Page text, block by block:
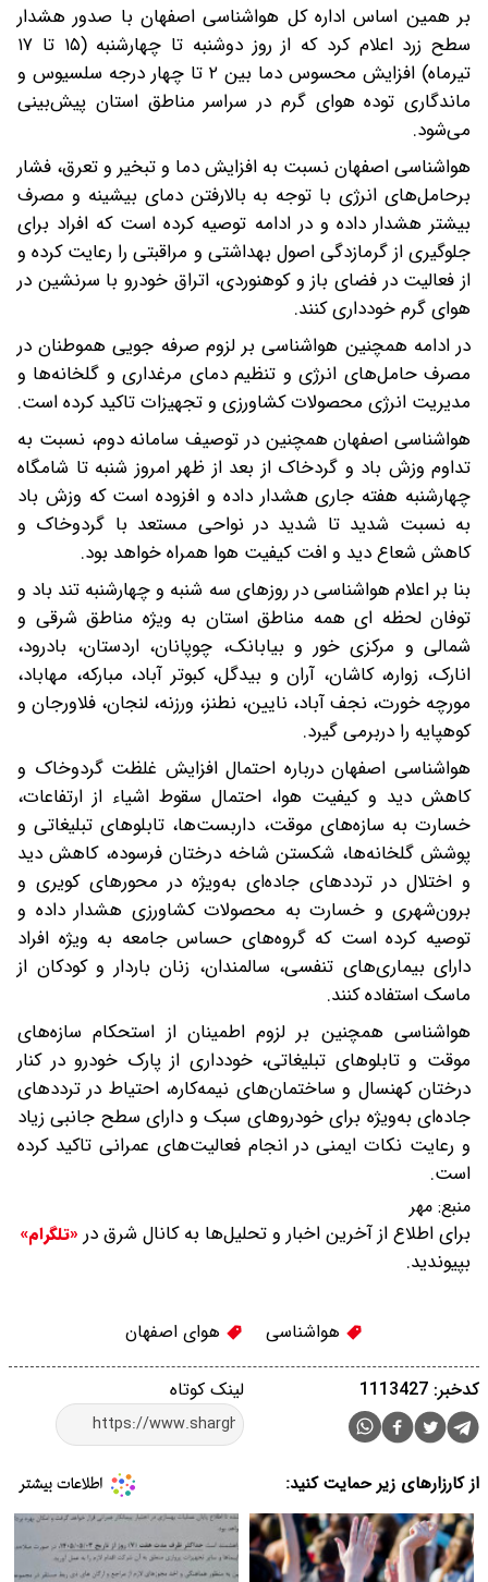
بر همین اساس اداره کل هواشناسی اصفهان با صدور هشدار
سطح زرد اعلام کرد که از روز دوشنبه تا چهارشنبه (۱۵ تا ۱۷
تیرماه) افزایش محسوس دما بین ۲ تا چهار درجه سلسیوس و
ماندگاری توده هوای گرم در سراسر مناطق استان پیش‌بینی
می‌شود.
هواشناسی اصفهان نسبت به افزایش دما و تبخیر و تعرق، فشار
برحامل‌های انرژی با توجه به بالارفتن دمای بیشینه و مصرف
بیشتر هشدار داده و در ادامه توصیه کرده است که افراد برای
جلوگیری از گرمازدگی اصول بهداشتی و مراقبتی را رعایت کرده و
از فعالیت در فضای باز و کوهنوردی، اتراق خودرو با سرنشین در
هوای گرم خودداری کنند.
در ادامه همچنین هواشناسی بر لزوم صرفه جویی هموطنان در
مصرف حامل‌های انرژی و تنظیم دمای مرغداری و گلخانه‌ها و
مدیریت انرژی محصولات کشاورزی و تجهیزات تاکید کرده است.
هواشناسی اصفهان همچنین در توصیف سامانه دوم، نسبت به
تداوم وزش باد و گردخاک از بعد از ظهر امروز شنبه تا شامگاه
چهارشنبه هفته جاری هشدار داده و افزوده است که وزش باد
به نسبت شدید تا شدید در نواحی مستعد با گردوخاک و
کاهش شعاع دید و افت کیفیت هوا همراه خواهد بود.
بنا بر اعلام هواشناسی در روزهای سه شنبه و چهارشنبه تند باد و
توفان لحظه ای همه مناطق استان به ویژه مناطق شرقی و
شمالی و مرکزی خور و بیابانک، چوپانان، اردستان، بادرود،
انارک، زواره، کاشان، آران و بیدگل، کبوتر آباد، مبارکه، مهاباد،
مورچه خورت، نجف آباد، نایین، نطنز، ورزنه، لنجان، فلاورجان و
کوهپایه را دربرمی گیرد.
هواشناسی اصفهان درباره احتمال افزایش غلظت گردوخاک و
کاهش دید و کیفیت هوا، احتمال سقوط اشیاء از ارتفاعات،
خسارت به سازه‌های موقت، داربست‌ها، تابلوهای تبلیغاتی و
پوشش گلخانه‌ها، شکستن شاخه درختان فرسوده، کاهش دید
و اختلال در ترددهای جاده‌ای به‌ویژه در محورهای کویری و
برون‌شهری و خسارت به محصولات کشاورزی هشدار داده و
توصیه کرده است که گروه‌های حساس جامعه به ویژه افراد
دارای بیماری‌های تنفسی، سالمندان، زنان باردار و کودکان از
ماسک استفاده کنند.
هواشناسی همچنین بر لزوم اطمینان از استحکام‌ سازه‌های
موقت و تابلوهای تبلیغاتی، خودداری از پارک خودرو در کنار
درختان کهنسال و ساختمان‌های نیمه‌کاره، احتیاط در ترددهای
جاده‌ای به‌ویژه برای خودروهای سبک و دارای سطح جانبی زیاد
و رعایت نکات ایمنی در انجام فعالیت‌های عمرانی تاکید کرده
است‌.
منبع: مهر
برای اطلاع از آخرین اخبار و تحلیل‌ها به کانال شرق در «تلگرام»
بپیوندید.
هواشناسی هوای اصفهان
لینک کوتاه کدخبر: 1113427
از کارزارهای زیر حمایت کنید: